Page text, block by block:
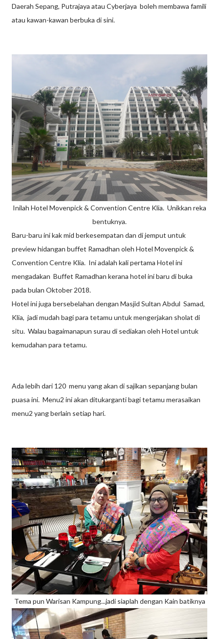
Daerah Sepang, Putrajaya atau Cyberjaya boleh membawa famili
atau kawan-kawan berbuka di sini.
Inilah Hotel Movenpick & Convention Centre Klia. Unikkan reka
bentuknya.
Baru-baru ini kak mid berkesempatan dan di jemput untuk
preview hidangan buffet Ramadhan oleh Hotel Movenpick &
Convention Centre Klia. Ini adalah kali pertama Hotel ini
mengadakan Buffet Ramadhan kerana hotel ini baru di buka
pada bulan Oktober 2018.
Hotel ini juga bersebelahan dengan Masjid Sultan Abdul Samad,
Klia, jadi mudah bagi para tetamu untuk mengerjakan sholat di
situ. Walau bagaimanapun surau di sediakan oleh Hotel untuk
kemudahan para tetamu.
Ada lebih dari 120 menu yang akan di sajikan sepanjang bulan
puasa ini. Menu2 ini akan ditukarganti bagi tetamu merasaikan
menu2 yang berlain setiap hari.
Tema pun Warisan Kampung...jadi siaplah dengan Kain batiknya